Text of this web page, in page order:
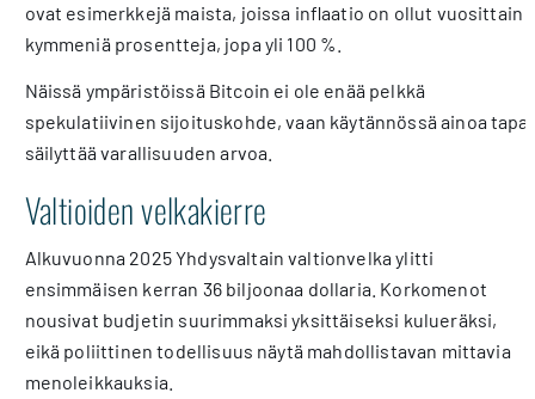
ovat esimerkkejä maista, joissa inflaatio on ollut vuosittain
kymmeniä prosentteja, jopa yli 100 %.
Näissä ympäristöissä Bitcoin ei ole enää pelkkä
spekulatiivinen sijoituskohde, vaan käytännössä ainoa tapa
säilyttää varallisuuden arvoa.
Valtioiden velkakierre
Alkuvuonna 2025 Yhdysvaltain valtionvelka ylitti
ensimmäisen kerran 36 biljoonaa dollaria. Korkomenot
nousivat budjetin suurimmaksi yksittäiseksi kulueräksi,
eikä poliittinen todellisuus näytä mahdollistavan mittavia
menoleikkauksia.